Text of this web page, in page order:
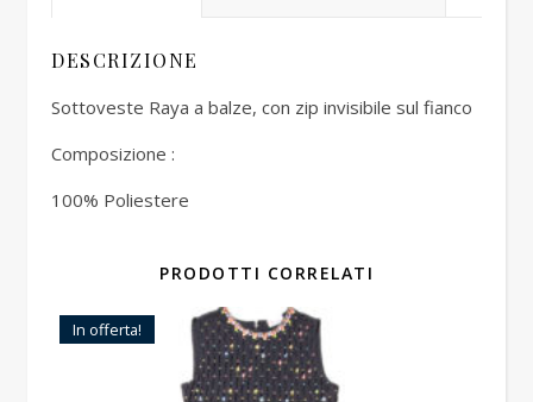
DESCRIZIONE
Sottoveste Raya a balze, con zip invisibile sul fianco
Composizione :
100% Poliestere
PRODOTTI CORRELATI
In offerta!